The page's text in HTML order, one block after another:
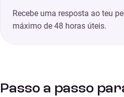
Recebe uma resposta ao teu
máximo de 48 horas úteis.
Passo a passo